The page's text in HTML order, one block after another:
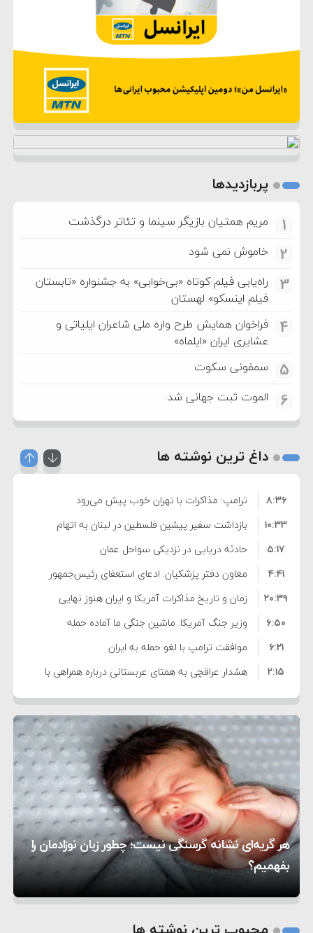
پربازدیدها
1 مریم همتیان بازیگر سینما و تئاتر درگذشت
2 خاموش نمی شود
3
راه‌یابی فیلم کوتاه «بی‌خوابی» به جشنواره «تابستان
فیلم اینسکو» لهستان
4
فراخوان همایش طرح واره ملی شاعران ایلیاتی و
عشایری ایران «ایلماه»
5 سمفونی سکوت
6 الموت ثبت جهانی شد
داغ ترین نوشته ها
ترامپ: مذاکرات با تهران خوب پیش می‌رود
۸:۳۶
بازداشت سفیر پیشین فلسطین در لبنان به اتهام
فساد و اختلاس اموال
۱۰:۳۳
حادثه دریایی در نزدیکی سواحل عمان
۵:۱۷
معاون دفتر پزشکیان: ادعای استعفای رئیس‌جمهور
واهی و کذب محض است
۴:۴۱
زمان و تاریخ مذاکرات آمریکا و ایران هنوز نهایی
نشده است
۲۰:۳۹
وزیر جنگ آمریکا: ماشین جنگی ما آماده حمله
نظامی علیه ایران است
۶:۵۰
موافقت ترامپ با لغو حمله به ایران
۶:۲۱
هشدار عراقچی به همتای عربستانی درباره همراهی با
آمریکا
۲:۱۵
مقام ارشد امنیتی: برنامه گسترده‌ای برای پاسخ به
دیوانگی آمریکا داریم
۷:۱۰
ترامپ دستور حملات جدید علیه ایران را صادر کرد
۵:۴۵
سپاه: دو نفتکش متخلف مورد اصابت قرار گرفته و
متوقف شدند
۱۲:۵۹
ترامپ مدعی توافق تاریخی برای خلع سلاح کامل
حماس شد
۸:۵۷
اعتراض عراقچی به همتای بلغارستانی به دلیل کمک
به آمریکا در حملات به ایران
۱۶:۱۹
کشورهایی که به متجاوزان کمک می کنند پاسخ
سختی خواهند گرفت
۱۰:۱۵
سنتکام پایان تجاوز جدید به ایران را اعلام کرد
۶:۰۵
هر گریه‌ای نشانه گرسنگی نیست؛ چطور زبان نوزادمان را
بفهمیم؟
تغذیه پدر می‌تواند بر سلامت نوزاد تأثیر بگذارد
روی دیگر زندگی
2